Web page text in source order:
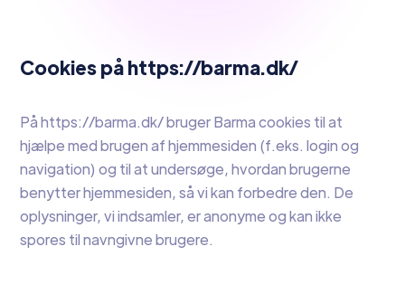
Cookies på https://barma.dk/
På https://barma.dk/ bruger Barma cookies til at
hjælpe med brugen af hjemmesiden (f.eks. login og
navigation) og til at undersøge, hvordan brugerne
benytter hjemmesiden, så vi kan forbedre den. De
oplysninger, vi indsamler, er anonyme og kan ikke
spores til navngivne brugere.